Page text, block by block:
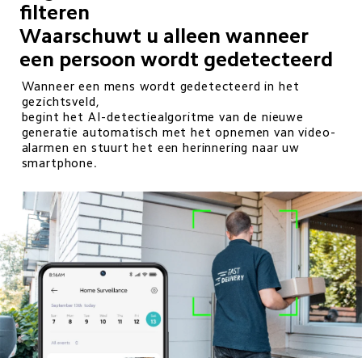
filteren
Waarschuwt u alleen wanneer
een persoon wordt gedetecteerd
Wanneer een mens wordt gedetecteerd in het
gezichtsveld,
begint het AI-detectiealgoritme van de nieuwe
generatie automatisch met het opnemen van video-
alarmen en stuurt het een herinnering naar uw
smartphone.